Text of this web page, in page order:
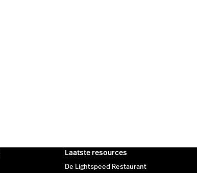
Laatste resources
De Lightspeed Restaurant